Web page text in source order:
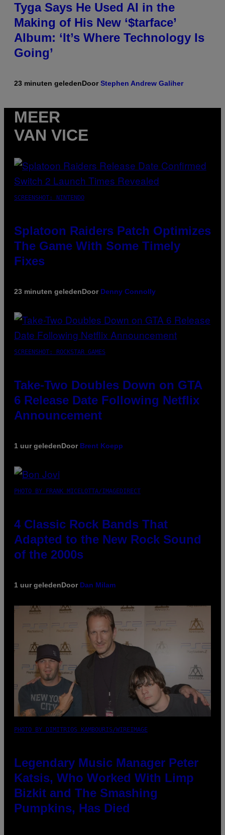
Tyga Says He Used AI in the
Making of His New ‘$tarface’
Album: ‘It’s Where Technology Is
Going’
23 minuten geledenDoorStephen Andrew Galiher
MEER
VAN VICE
SCREENSHOT: NINTENDO
Splatoon Raiders Patch Optimizes
The Game With Some Timely
Fixes
23 minuten geledenDoor Denny Connolly
SCREENSHOT: ROCKSTAR GAMES
Take-Two Doubles Down on GTA
6 Release Date Following Netflix
Announcement
1 uur geledenDoor Brent Koepp
PHOTO BY FRANK MICELOTTA/IMAGEDIRECT
4 Classic Rock Bands That
Adapted to the New Rock Sound
of the 2000s
1 uur geledenDoor Dan Milam
PHOTO BY DIMITRIOS KAMBOURIS/WIREIMAGE
Legendary Music Manager Peter
Katsis, Who Worked With Limp
Bizkit and The Smashing
Pumpkins, Has Died